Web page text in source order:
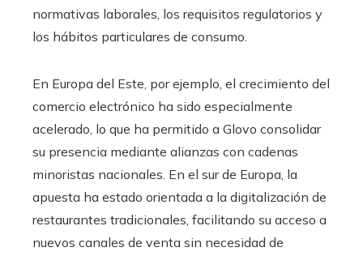
normativas laborales, los requisitos regulatorios y
los hábitos particulares de consumo.
En Europa del Este, por ejemplo, el crecimiento del
comercio electrónico ha sido especialmente
acelerado, lo que ha permitido a Glovo consolidar
su presencia mediante alianzas con cadenas
minoristas nacionales. En el sur de Europa, la
apuesta ha estado orientada a la digitalización de
restaurantes tradicionales, facilitando su acceso a
nuevos canales de venta sin necesidad de